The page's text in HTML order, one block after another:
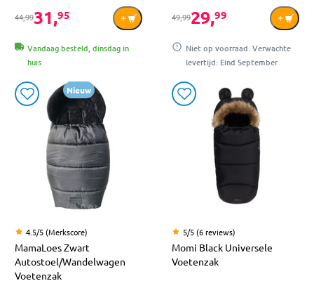
44,9931,95
Vandaag besteld, dinsdag in
huis
49,9929,99
Niet op voorraad. Verwachte
levertijd: Eind September
Nieuw
4.5/5 (Merkscore)
MamaLoes Zwart
Autostoel/Wandelwagen
Voetenzak
5/5 (6 reviews)
Momi Black Universele
Voetenzak